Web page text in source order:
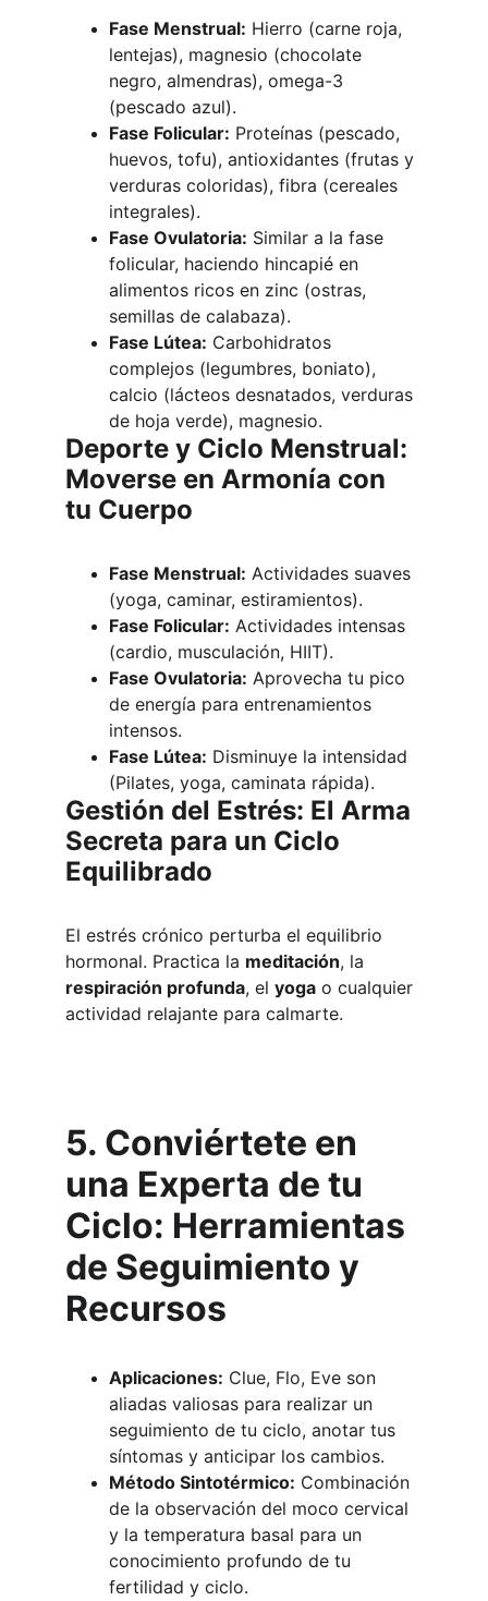
Fase Menstrual: Hierro (carne roja,
lentejas), magnesio (chocolate
negro, almendras), omega-3
(pescado azul).
Fase Folicular: Proteínas (pescado,
huevos, tofu), antioxidantes (frutas y
verduras coloridas), fibra (cereales
integrales).
Fase Ovulatoria: Similar a la fase
folicular, haciendo hincapié en
alimentos ricos en zinc (ostras,
semillas de calabaza).
Fase Lútea: Carbohidratos
complejos (legumbres, boniato),
calcio (lácteos desnatados, verduras
de hoja verde), magnesio.
Deporte y Ciclo Menstrual:
Moverse en Armonía con
tu Cuerpo
Fase Menstrual: Actividades suaves
(yoga, caminar, estiramientos).
Fase Folicular: Actividades intensas
(cardio, musculación, HIIT).
Fase Ovulatoria: Aprovecha tu pico
de energía para entrenamientos
intensos.
Fase Lútea: Disminuye la intensidad
(Pilates, yoga, caminata rápida).
Gestión del Estrés: El Arma
Secreta para un Ciclo
Equilibrado
El estrés crónico perturba el equilibrio
hormonal. Practica la meditación, la
respiración profunda, el yoga o cualquier
actividad relajante para calmarte.
5. Conviértete en
una Experta de tu
Ciclo: Herramientas
de Seguimiento y
Recursos
Aplicaciones: Clue, Flo, Eve son
aliadas valiosas para realizar un
seguimiento de tu ciclo, anotar tus
síntomas y anticipar los cambios.
Método Sintotérmico: Combinación
de la observación del moco cervical
y la temperatura basal para un
conocimiento profundo de tu
fertilidad y ciclo.